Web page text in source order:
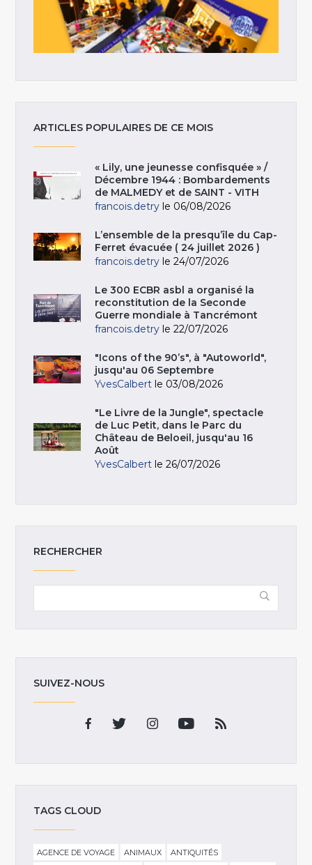
ARTICLES POPULAIRES DE CE MOIS
« Lily, une jeunesse confisquée » /
Décembre 1944 : Bombardements
de MALMEDY et de SAINT - VITH
francois.detry le 06/08/2026
L’ensemble de la presqu’île du Cap-
Ferret évacuée ( 24 juillet 2026 )
francois.detry le 24/07/2026
Le 300 ECBR asbl a organisé la
reconstitution de la Seconde
Guerre mondiale à Tancrémont
francois.detry le 22/07/2026
"Icons of the 90’s", à "Autoworld",
jusqu'au 06 Septembre
YvesCalbert le 03/08/2026
"Le Livre de la Jungle", spectacle
de Luc Petit, dans le Parc du
Château de Beloeil, jusqu'au 16
Août
YvesCalbert le 26/07/2026
RECHERCHER
SUIVEZ-NOUS
TAGS CLOUD
AGENCE DE VOYAGE ANIMAUX
ANTIQUITÉS